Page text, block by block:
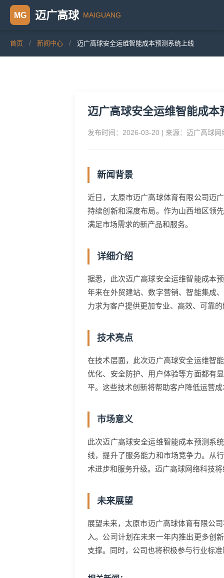
MG 迈广高球 MAIGUANG
首页 / 新闻中心 / 迈广高球安全运维智能成本预测系统上线
迈广高球安全运维智能成本
发布时间：2026-03-20 | 来源：迈广高球
新闻背景
近日，太原市迈广高球体育有限公司迈
持续创新和深度布局。作为山西地区领
满足市场需求的新产品和服务。
详细介绍
据悉，此次迈广高球安全运维智能成本
年来在外贸建站、数字营销、智能集成
力求为客户提供更加专业、高效、可靠
技术亮点
在技术层面，此次迈广高球安全运维智
优化、安全防护、用户体验等方面都有
平。这些技术创新将帮助客户降低运营
市场意义
此次迈广高球安全运维智能成本预测系
线，提升了服务能力和市场竞争力。从
术进步和服务升级。迈广高球网络科技
未来展望
展望未来，太原市迈广高球体育有限公
入。公司计划在未来一年内推出更多创
支撑。同时，公司也将积极参与行业标